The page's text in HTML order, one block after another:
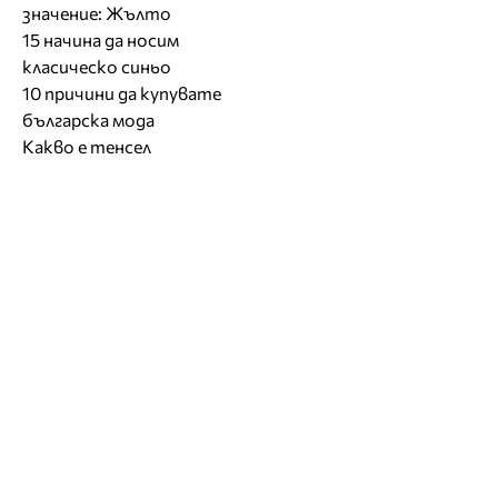
значение: Жълто
15 начина да носим
класическо синьо
10 причини да купувате
българска мода
Какво е тенсел